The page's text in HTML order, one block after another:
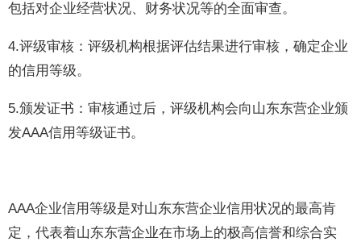
包括对企业经营状况、财务状况等的全面审查。
4.评级审核：评级机构根据评估结果进行审核，确定企业
的信用等级。
5.颁发证书：审核通过后，评级机构会向山东东营企业颁
发AAA信用等级证书。
AAA企业信用等级是对山东东营企业信用状况的最高肯
定，代表着山东东营企业在市场上的极高信誉和综合实